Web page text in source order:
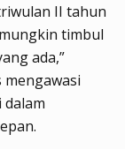
II tahun
timbul
ada,”
mengawasi